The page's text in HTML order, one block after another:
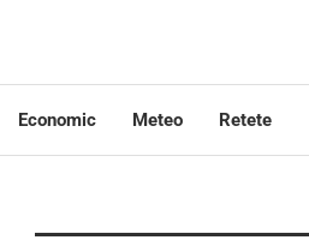
Economic Meteo Retete